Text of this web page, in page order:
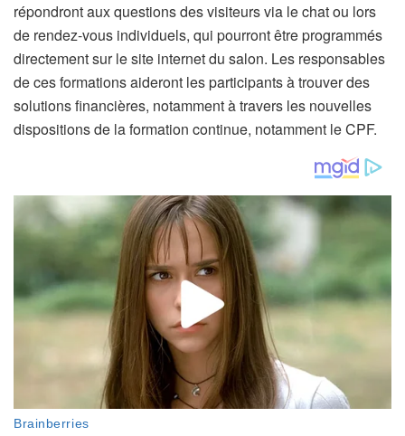
répondront aux questions des visiteurs via le chat ou lors
de rendez-vous individuels, qui pourront être programmés
directement sur le site internet du salon. Les responsables
de ces formations aideront les participants à trouver des
solutions financières, notamment à travers les nouvelles
dispositions de la formation continue, notamment le CPF.